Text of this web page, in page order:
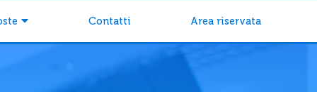
Contatti Area riservata